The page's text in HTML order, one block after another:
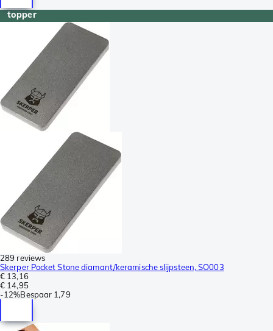
topper
289 reviews
Skerper Pocket Stone diamant/keramische slijpsteen, SO003
€ 13,16
€ 14,95
-12%Bespaar 1,79